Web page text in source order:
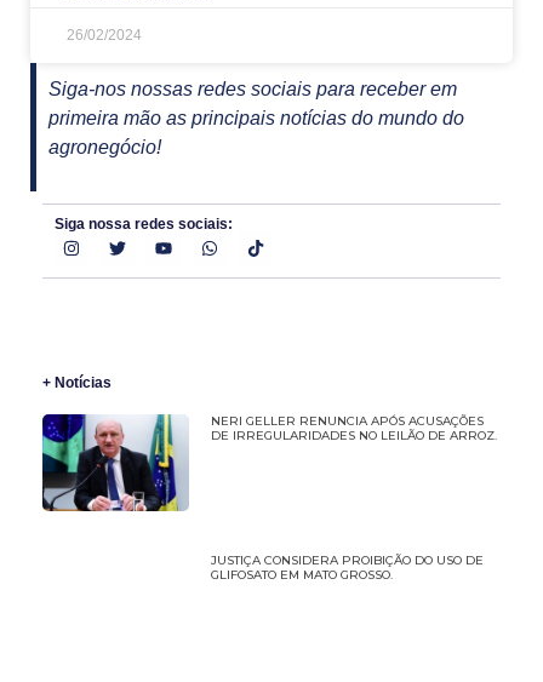
26/02/2024
Siga-nos nossas redes sociais para receber em
primeira mão as principais notícias do mundo do
agronegócio!
Siga nossa redes sociais:
+ Notícias
NERI GELLER RENUNCIA APÓS ACUSAÇÕES
DE IRREGULARIDADES NO LEILÃO DE ARROZ.
JUSTIÇA CONSIDERA PROIBIÇÃO DO USO DE
GLIFOSATO EM MATO GROSSO.